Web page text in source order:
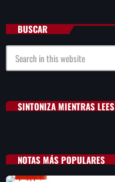
BUSCAR
SINTONIZA MIENTRAS LEES
NOTAS MÁS POPULARES